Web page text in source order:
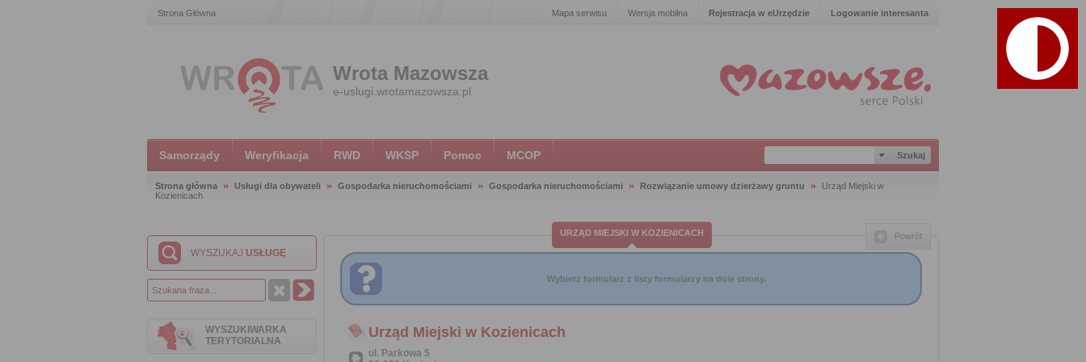
Strona Główna Mapa serwisu Wersja mobilna Rejestracja w eUrzędzie Logowanie interesanta
Wrota Mazowsza
e-uslugi.wrotamazowsza.pl
Samorządy Weryfikacja RWD WKSP Pomoc MCOP
Strona główna Usługi dla obywateli Gospodarka nieruchomościami Gospodarka nieruchomościami Rozwiązanie umowy dzierżawy gruntu
Urząd Miejski w
Kozienicach
WYSZUKAJ USŁUGĘ
WYSZUKIWARKA
TERYTORIALNA
URZĄD MIEJSKI W KOZIENICACH Powrót
Wybierz formularz z listy formularzy na dole strony.
Urząd Miejski w Kozienicach
ul. Parkowa 5